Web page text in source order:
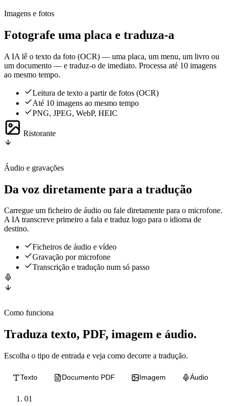
Imagens e fotos
Fotografe uma placa e traduza-a
A IA lê o texto da foto (OCR) — uma placa, um menu, um livro ou
um documento — e traduz-o de imediato. Processa até 10 imagens
ao mesmo tempo.
Leitura de texto a partir de fotos (OCR)
Até 10 imagens ao mesmo tempo
PNG, JPEG, WebP, HEIC
Ristorante
Áudio e gravações
Da voz diretamente para a tradução
Carregue um ficheiro de áudio ou fale diretamente para o microfone.
A IA transcreve primeiro a fala e traduz logo para o idioma de
destino.
Ficheiros de áudio e vídeo
Gravação por microfone
Transcrição e tradução num só passo
Como funciona
Traduza texto, PDF, imagem e áudio.
Escolha o tipo de entrada e veja como decorre a tradução.
Texto Documento PDF Imagem Áudio
01